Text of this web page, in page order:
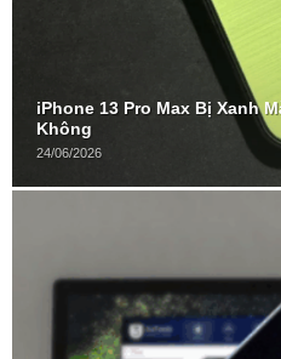
iPhone 13 Pro Max Bị Xanh
Không
24/06/2026